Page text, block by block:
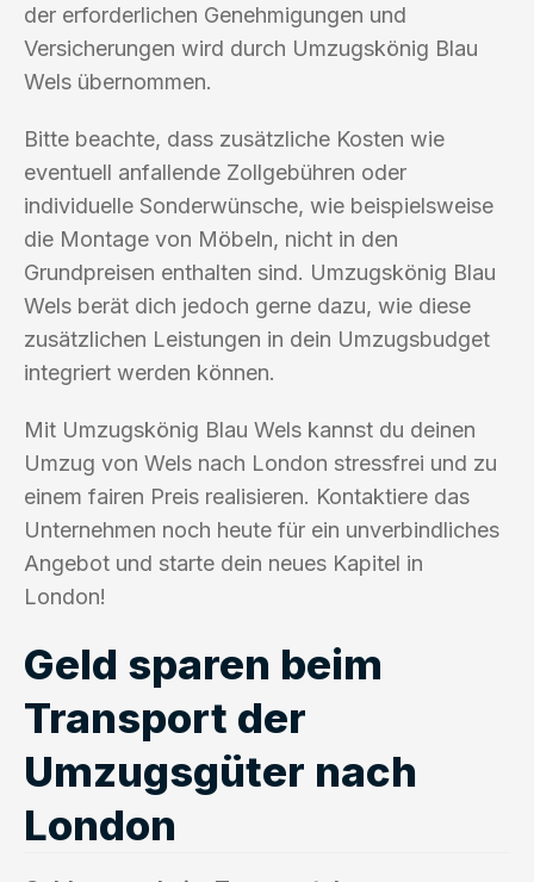
der erforderlichen Genehmigungen und
Versicherungen wird durch Umzugskönig Blau
Wels übernommen.
Bitte beachte, dass zusätzliche Kosten wie
eventuell anfallende Zollgebühren oder
individuelle Sonderwünsche, wie beispielsweise
die Montage von Möbeln, nicht in den
Grundpreisen enthalten sind. Umzugskönig Blau
Wels berät dich jedoch gerne dazu, wie diese
zusätzlichen Leistungen in dein Umzugsbudget
integriert werden können.
Mit Umzugskönig Blau Wels kannst du deinen
Umzug von Wels nach London stressfrei und zu
einem fairen Preis realisieren. Kontaktiere das
Unternehmen noch heute für ein unverbindliches
Angebot und starte dein neues Kapitel in
London!
Geld sparen beim
Transport der
Umzugsgüter nach
London